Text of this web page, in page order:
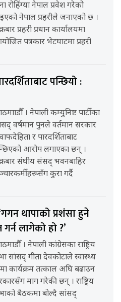
रोहिंग्या नेपाल प्रवेश गरेको
नेपाल प्रहरीले जनाएको छ ।
प्रहरी प्रधान कार्यालयमा
पत्रकार भेटघाटमा प्रहरी
पन्छियो :
। नेपाली कम्युनिष्ट पार्टीका
वर्षमान पुनले वर्तमान सरकार
र पारदर्शिताबाट
आरोप लगाएका छन् ।
संघीय संसद् भवनबाहिर
कुरा गर्दै
थापाको प्रशंसा हुने
लागेको हो ?’
। नेपाली कांग्रेसका राष्ट्रिय
सांसद् गीता देवकोटाले स्वास्थ्य
कार्यक्रम तत्काल अघि बढाउन
माग गरेकी छन् । राष्ट्रिय
बैठकमा बोल्दै सांसद्